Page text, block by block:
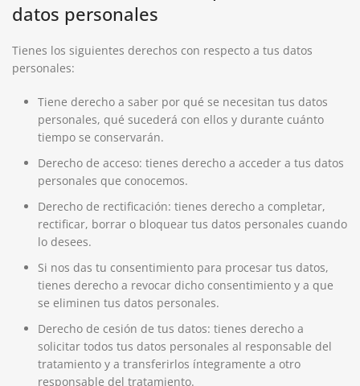
datos personales
Tienes los siguientes derechos con respecto a tus datos
personales:
Tiene derecho a saber por qué se necesitan tus datos
personales, qué sucederá con ellos y durante cuánto
tiempo se conservarán.
Derecho de acceso: tienes derecho a acceder a tus datos
personales que conocemos.
Derecho de rectificación: tienes derecho a completar,
rectificar, borrar o bloquear tus datos personales cuando
lo desees.
Si nos das tu consentimiento para procesar tus datos,
tienes derecho a revocar dicho consentimiento y a que
se eliminen tus datos personales.
Derecho de cesión de tus datos: tienes derecho a
solicitar todos tus datos personales al responsable del
tratamiento y a transferirlos íntegramente a otro
responsable del tratamiento.